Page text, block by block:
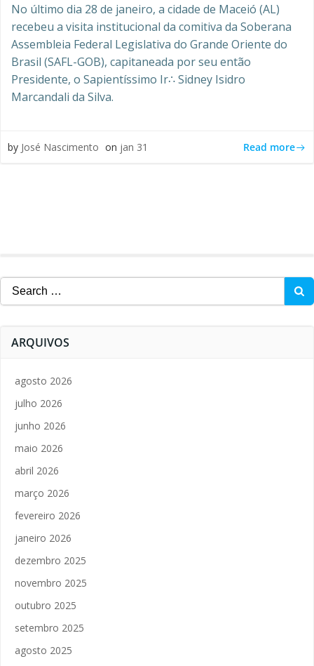
No último dia 28 de janeiro, a cidade de Maceió (AL)
recebeu a visita institucional da comitiva da Soberana
Assembleia Federal Legislativa do Grande Oriente do
Brasil (SAFL-GOB), capitaneada por seu então
Presidente, o Sapientíssimo Ir∴ Sidney Isidro
Marcandali da Silva.
by José Nascimento on jan 31 Read more
Search
for:
ARQUIVOS
agosto 2026
julho 2026
junho 2026
maio 2026
abril 2026
março 2026
fevereiro 2026
janeiro 2026
dezembro 2025
novembro 2025
outubro 2025
setembro 2025
agosto 2025